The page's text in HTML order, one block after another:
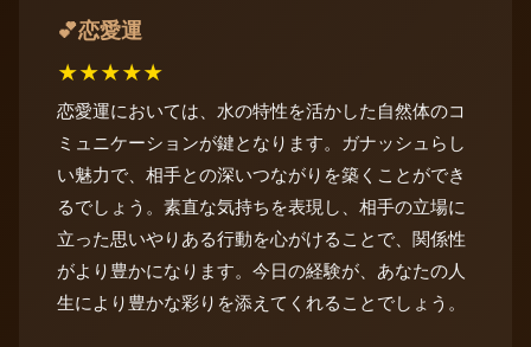
💕恋愛運
★★★★★
恋愛運においては、水の特性を活かした自然体のコ
ミュニケーションが鍵となります。ガナッシュらし
い魅力で、相手との深いつながりを築くことができ
るでしょう。素直な気持ちを表現し、相手の立場に
立った思いやりある行動を心がけることで、関係性
がより豊かになります。今日の経験が、あなたの人
生により豊かな彩りを添えてくれることでしょう。